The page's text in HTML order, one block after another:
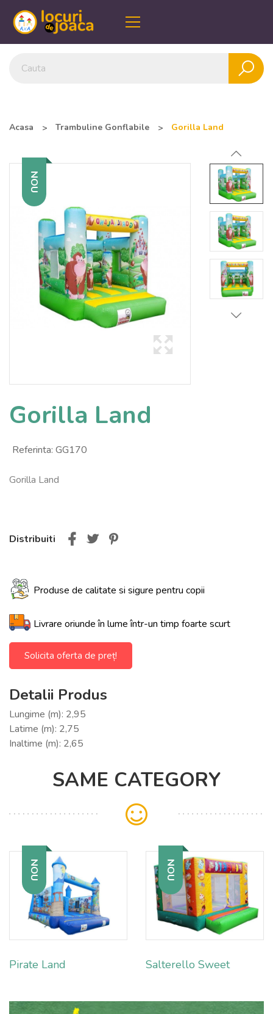
Acasa Trambuline Gonflabile Gorilla Land
NOU
Gorilla Land
Referinta: GG170
Gorilla Land
Distribuiti
Produse de calitate si sigure pentru copii
Livrare oriunde în lume într-un timp foarte scurt
Solicita oferta de preț!
Detalii Produs
Lungime (m): 2,95
Latime (m): 2,75
Inaltime (m): 2,65
SAME CATEGORY
NOU
Pirate Land
NOU
Salterello Sweet